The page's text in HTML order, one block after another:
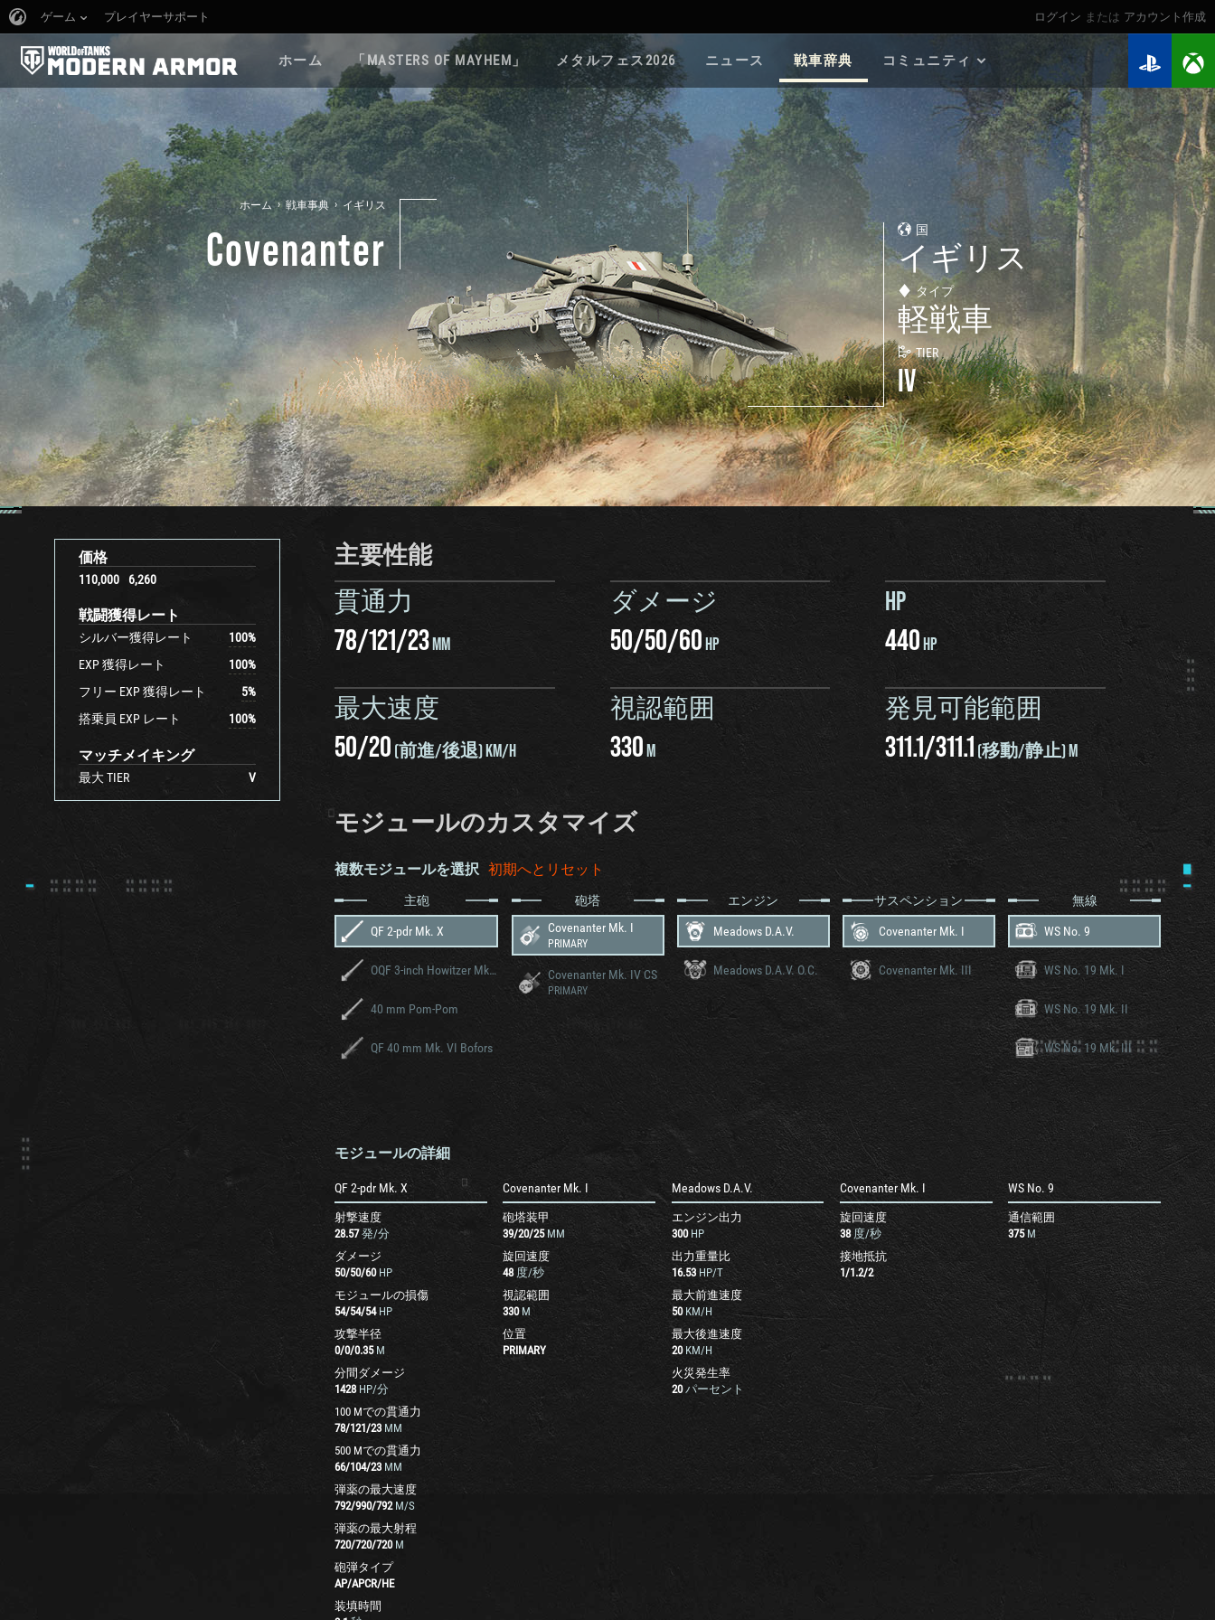
ログイン または アカウント作成
ゲーム プレイヤーサポート
ホーム 「MASTERS OF MAYHEM」 メタルフェス2026 ニュース 戦車辞典 コミュニティ
2026年のロードマップ
ゲームガイド
個人記録 検索
マイ戦績
ウォーチェスト
連隊
連隊ランキング
Twitchドロップ
国
イギリス
タイプ
軽戦車
TIER
IV
ホーム › 戦車事典 › イギリス
Covenanter
価格
110,000 6,260
戦闘獲得レート
シルバー獲得レート 100%
EXP 獲得レート
100%
フリー EXP 獲得レート
5%
搭乗員 EXP レート
100%
マッチメイキング
最大 TIER V
主要性能
貫通力
78/121/23MM
ダメージ
50/50/60HP
HP
440HP
最大速度
50/20 (前進/後退) KM/H
視認範囲
330M
発見可能範囲
311.1/311.1 (移動/静止) M
モジュールのカスタマイズ
複数モジュールを選択 初期へとリセット
主砲
QF 2-pdr Mk. X
OQF 3-inch Howitzer Mk. I
40 mm Pom-Pom
QF 40 mm Mk. VI Bofors
砲塔
Covenanter Mk. I
PRIMARY
Covenanter Mk. IV CS
PRIMARY
エンジン
Meadows D.A.V.
Meadows D.A.V. O.C.
サスペンション
Covenanter Mk. I
Covenanter Mk. III
無線
WS No. 9
WS No. 19 Mk. I
WS No. 19 Mk. II
WS No. 19 Mk. III
モジュールの詳細
QF 2-pdr Mk. X
射撃速度
28.57 発/分
ダメージ
50/50/60 HP
モジュールの損傷
54/54/54 HP
攻撃半径
0/0/0.35 M
分間ダメージ
1428 HP/分
100 Mでの貫通力
78/121/23 MM
500 Mでの貫通力
66/104/23 MM
弾薬の最大速度
792/990/792 M/S
弾薬の最大射程
720/720/720 M
砲弾タイプ
AP/APCR/HE
装填時間
Covenanter Mk. I
砲塔装甲
39/20/25 MM
旋回速度
48 度/秒
視認範囲
330 M
位置
PRIMARY
Meadows D.A.V.
エンジン出力
300 HP
出力重量比
16.53 HP/T
最大前進速度
50 KM/H
最大後進速度
20 KM/H
火災発生率
20 パーセント
Covenanter Mk. I
旋回速度
38 度/秒
接地抵抗
1/1.2/2
WS No. 9
通信範囲
375 M